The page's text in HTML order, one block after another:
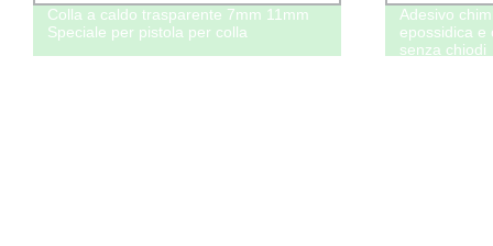
Colla a caldo trasparente 7mm 11mm
Speciale per pistola per colla
Adesivo
epossidica e
senza chiodi